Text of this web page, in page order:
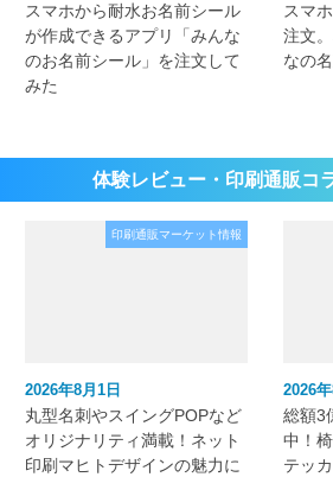
スマホから耐水お名前シール
が作成できるアプリ「みんな
のお名前シール」を注文して
みた
スマ
注文
なの名
体験レビュー・印刷通販コ
印刷通販マーケット情報
2026年8月1日
丸型名刺やスイングPOPなど
オリジナリティ満載！ネット
印刷マヒトデザインの魅力に
2026
総額3
中！
テッ